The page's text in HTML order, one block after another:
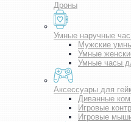
Дроны
Умные наручные
Мужские
Умные
Умные часы
Аксессуары для
Диванные
Игровые
Игровые